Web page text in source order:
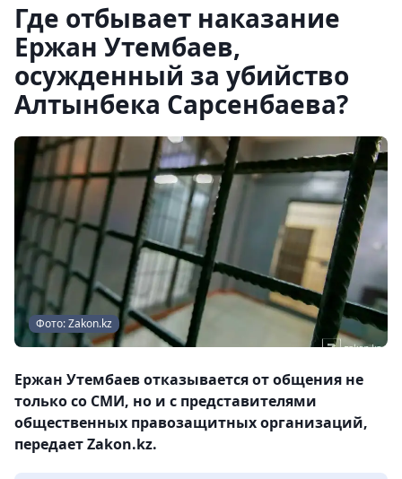
Где отбывает наказание
Ержан Утембаев,
осужденный за убийство
Алтынбека Сарсенбаева?
Фото: Zakon.kz
Ержан Утембаев отказывается от общения не
только со СМИ, но и с представителями
общественных правозащитных организаций,
передает Zakon.kz.